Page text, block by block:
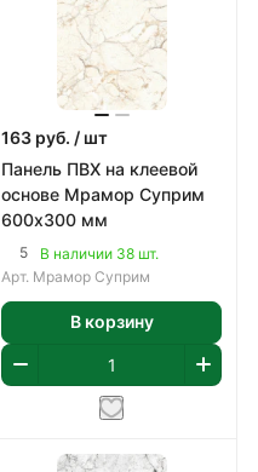
163 руб. / шт
Панель ПВХ на клеевой
основе Мрамор Суприм
600х300 мм
5
В наличии 38 шт.
Арт. Мрамор Суприм
В корзину